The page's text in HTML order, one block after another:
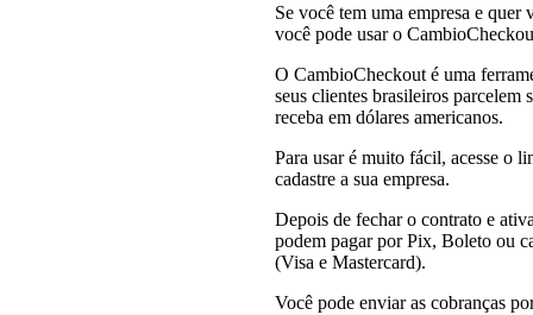
Se você tem uma empresa e
você pode usar o
O CambioCheckout é uma
seus clientes brasileiros parcelem
receba em dólares americanos.
Para usar é muito fácil, acesse o
cadastre a sua empresa.
Depois de fechar o contrato e
podem pagar por Pix, Boleto ou
(Visa e Mastercard).
Você pode enviar as cobranças